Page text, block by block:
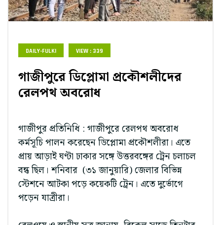
DAILY-FULKI VIEW : 339
গাজীপুরে ডিপ্লোমা প্রকৌশলীদের
রেলপথ অবরোধ
গাজীপুর প্রতিনিধি : গাজীপুরে রেলপথ অবরোধ
কর্মসূচি পালন করেছেন ডিপ্লোমা প্রকৌশলীরা। এতে
প্রায় আড়াই ঘণ্টা ঢাকার সঙ্গে উত্তরবঙ্গের ট্রেন চলাচল
বন্ধ ছিল। শনিবার (৩১ জানুয়ারি) জেলার বিভিন্ন
স্টেশনে আটকা পড়ে কয়েকটি ট্রেন। এতে দুর্ভোগে
পড়েন যাত্রীরা।